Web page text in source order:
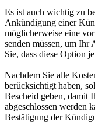
Es ist auch wichtig zu
Ankündigung einer
möglicherweise eine
senden müssen, um Ihr
Sie, dass diese Option
Nachdem Sie alle
berücksichtigt haben,
Bescheid geben, damit
abgeschlossen werden
Bestätigung der